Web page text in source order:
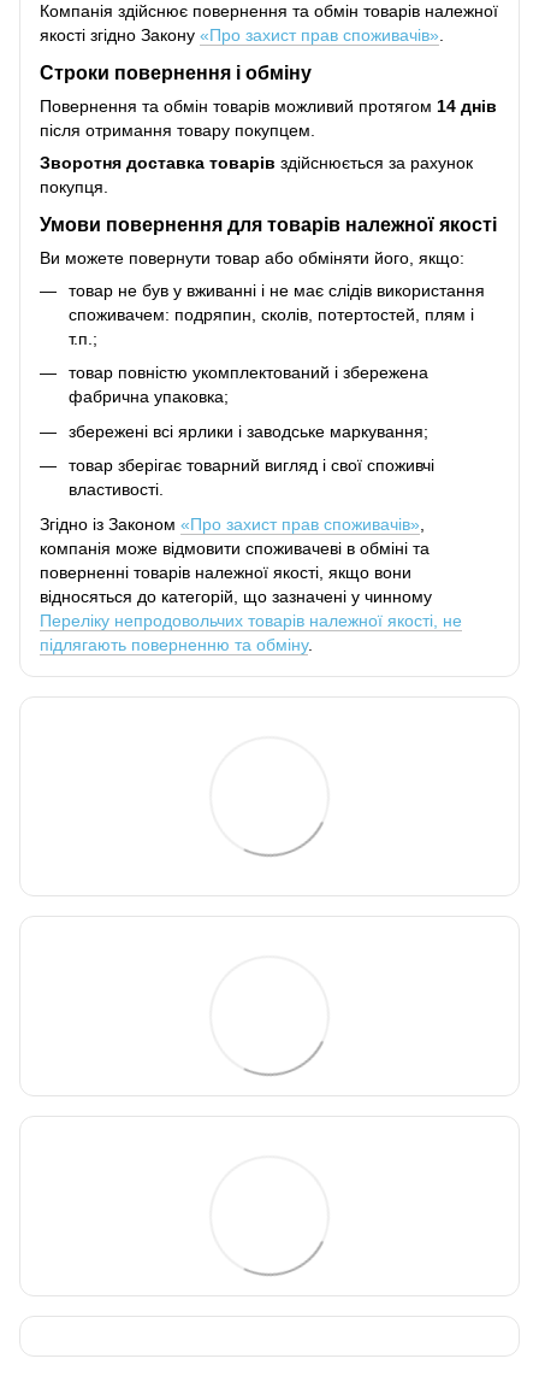
Компанія здійснює повернення та обмін товарів належної
якості згідно Закону «Про захист прав споживачів».
Строки повернення і обміну
Повернення та обмін товарів можливий протягом 14 днів
після отримання товару покупцем.
Зворотня доставка товарів здійснюється за рахунок
покупця.
Умови повернення для товарів належної якості
Ви можете повернути товар або обміняти його, якщо:
товар не був у вживанні і не має слідів використання
споживачем: подряпин, сколів, потертостей, плям і
т.п.;
товар повністю укомплектований і збережена
фабрична упаковка;
збережені всі ярлики і заводське маркування;
товар зберігає товарний вигляд і свої споживчі
властивості.
Згідно із Законом «Про захист прав споживачів»
компанія може відмовити споживачеві в обміні та
поверненні товарів належної якості, якщо вони
відносяться до категорій, що зазначені у чинному
Переліку непродовольчих товарів належної якості, не
підлягають поверненню та обміну.